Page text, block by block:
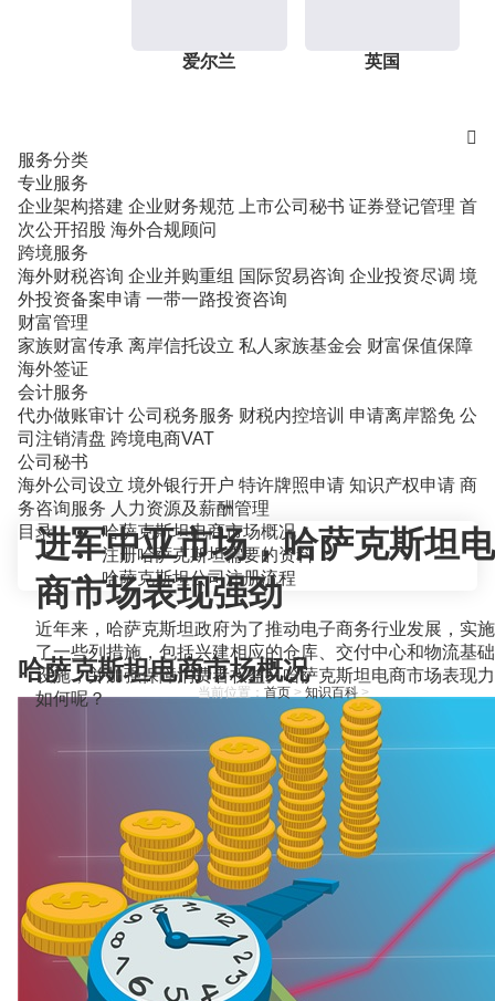
爱尔兰 英国

服务分类
专业服务
企业架构搭建 企业财务规范 上市公司秘书 证券登记管理 首
次公开招股 海外合规顾问
跨境服务
海外财税咨询 企业并购重组 国际贸易咨询 企业投资尽调 境
外投资备案申请 一带一路投资咨询
财富管理
家族财富传承 离岸信托设立 私人家族基金会 财富保值保障
海外签证
会计服务
代办做账审计 公司税务服务 财税内控培训 申请离岸豁免 公
司注销清盘 跨境电商VAT
公司秘书
海外公司设立 境外银行开户 特许牌照申请 知识产权申请 商
务咨询服务 人力资源及薪酬管理
当前位置： 首页> 知识百科>
进军中亚市场，哈萨克斯坦电
商市场表现强劲
近年来，哈萨克斯坦政府为了推动电子商务行业发展，实施
了一些列措施，包括兴建相应的仓库、交付中心和物流基础
设施，并加强保障消费者权益。哈萨克斯坦电商市场表现力
如何呢？
目录
哈萨克斯坦电商市场概况
注册哈萨克斯坦需要的资料
哈萨克斯坦公司注册流程
哈萨克斯坦电商市场概况